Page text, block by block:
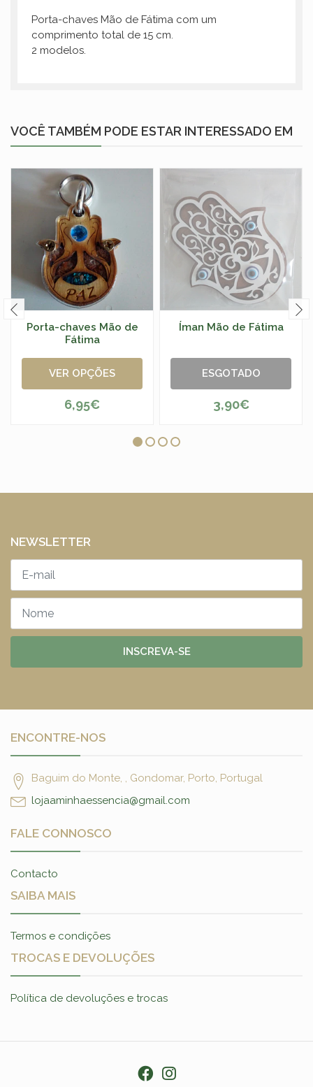
Porta-chaves Mão de Fátima com um
comprimento total de 15 cm.
2 modelos.
VOCÊ TAMBÉM PODE ESTAR INTERESSADO EM
Porta-chaves Mão de
Fátima
VER OPÇÕES
6,95€
Íman Mão de Fátima
ESGOTADO
3,90€
NEWSLETTER
INSCREVA-SE
ENCONTRE-NOS
Baguim do Monte, , Gondomar, Porto, Portugal
lojaaminhaessencia@gmail.com
FALE CONNOSCO
Contacto
SAIBA MAIS
Termos e condições
TROCAS E DEVOLUÇÕES
Política de devoluções e trocas